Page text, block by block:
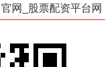
网_股票配资平台网